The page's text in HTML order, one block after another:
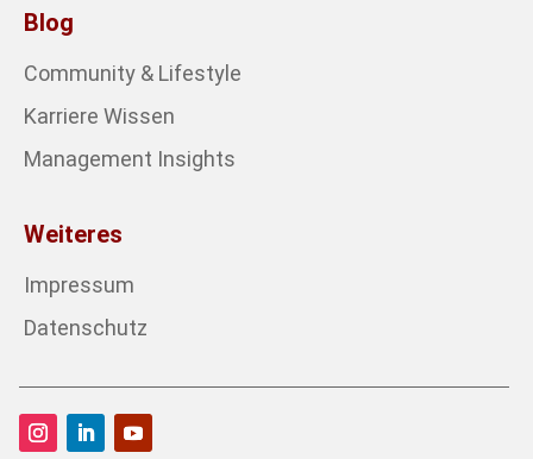
Blog
Community & Lifestyle
Karriere Wissen
Management Insights
Weiteres
Impressum
Datenschutz